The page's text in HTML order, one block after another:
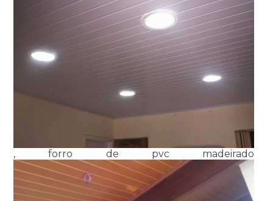
, forro de pvc madeirado